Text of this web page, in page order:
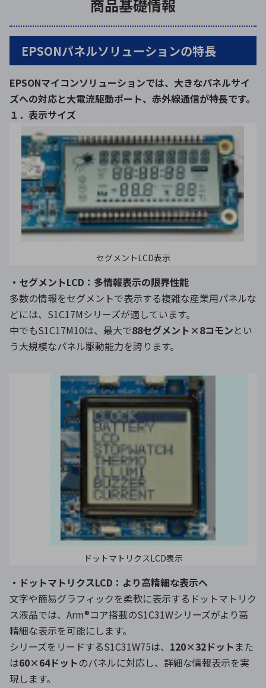
商品基礎情報
EPSONパネルソリューションの特長
EPSONマイコンソリューションでは、大きなパネルサイ
ズへの対応と大電流駆動ポート、赤外線通信が特長です。
１．表示サイズ
セグメントLCD表示
・セグメントLCD：多情報表示の限界性能
多数の情報をセグメントで表示する複雑な産業用パネルな
どには、S1C17Mシリーズが適しています。
中でもS1C17M10は、最大で88セグメント×8コモンとい
う大規模なパネル駆動能力を誇ります。
ドットマトリクスLCD表示
・ドットマトリクスLCD：より高精細な表示へ
文字や簡易グラフィックを柔軟に表示するドットマトリク
ス液晶では、Arm®コア搭載のS1C31Wシリーズがより高
精細な表示を可能にします。
シリーズをリードするS1C31W75は、 120×32ドット また
は60×64ドットのパネルに対応し、詳細な情報表示を実
現します。